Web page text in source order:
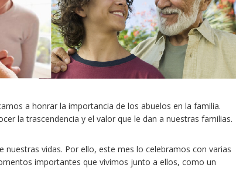
a honrar la importancia de los abuelos en la familia.
la trascendencia y el valor que le dan a nuestras familias.
nuestras vidas. Por ello, este mes lo celebramos con varias
importantes que vivimos junto a ellos, como un